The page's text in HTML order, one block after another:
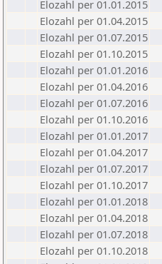
Elozahl per 01.01.2015
Elozahl per 01.04.2015
Elozahl per 01.07.2015
Elozahl per 01.10.2015
Elozahl per 01.01.2016
Elozahl per 01.04.2016
Elozahl per 01.07.2016
Elozahl per 01.10.2016
Elozahl per 01.01.2017
Elozahl per 01.04.2017
Elozahl per 01.07.2017
Elozahl per 01.10.2017
Elozahl per 01.01.2018
Elozahl per 01.04.2018
Elozahl per 01.07.2018
Elozahl per 01.10.2018